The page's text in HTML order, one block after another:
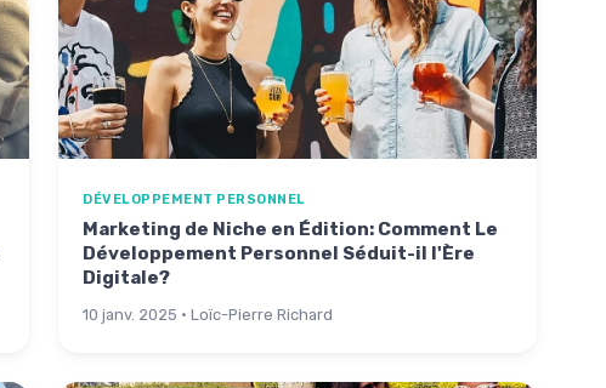
DÉVELOPPEMENT PERSONNEL
Marketing de Niche en Édition: Comment Le
Développement Personnel Séduit-il l'Ère
Digitale?
10 janv. 2025 · Loïc-Pierre Richard